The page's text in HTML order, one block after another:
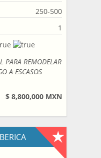
250-500
1
PARA REMODELAR
A ESCASOS
$ 8,800,000 MXN